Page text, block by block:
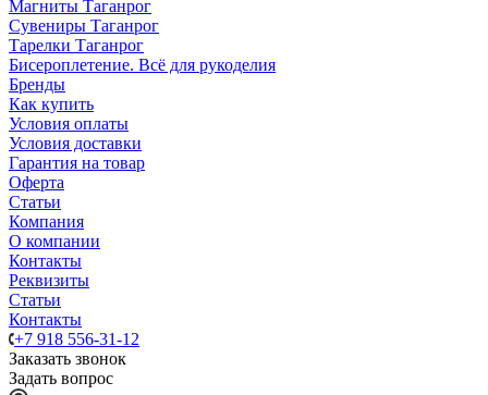
Магниты Таганрог
Сувениры Таганрог
Тарелки Таганрог
Бисероплетение. Всё для рукоделия
Бренды
Как купить
Условия оплаты
Условия доставки
Гарантия на товар
Оферта
Статьи
Компания
О компании
Контакты
Реквизиты
Статьи
Контакты
+7 918 556-31-12
Заказать звонок
Задать вопрос